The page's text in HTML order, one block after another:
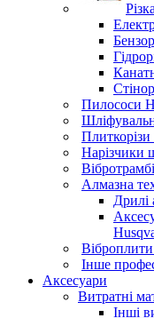
Пилососи
Нарізчики
Алмазна
Дрилі
Інше
Аксесуари
Витратні
Інші